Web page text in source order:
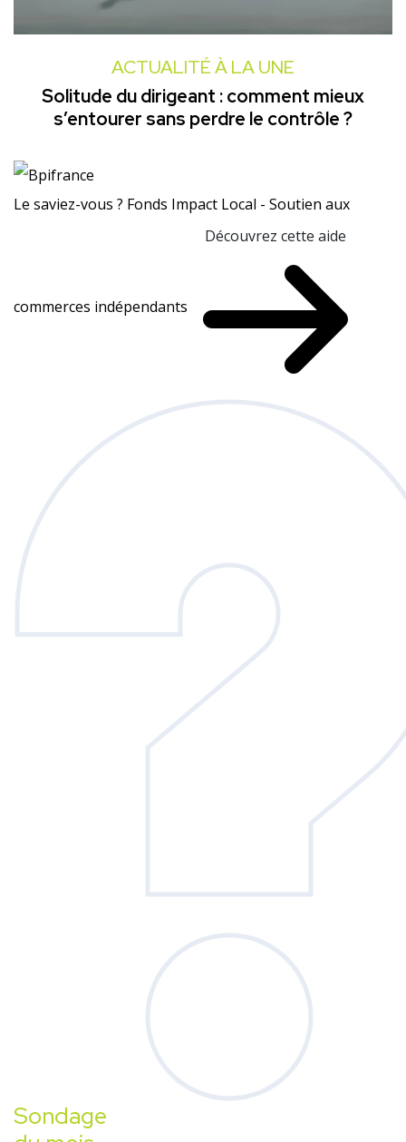
ACTUALITÉ À LA UNE
Solitude du dirigeant : comment mieux
s’entourer sans perdre le contrôle ?
Le saviez-vous ? Fonds Impact Local - Soutien aux
commerces indépendants
Découvrez cette aide
Sondage